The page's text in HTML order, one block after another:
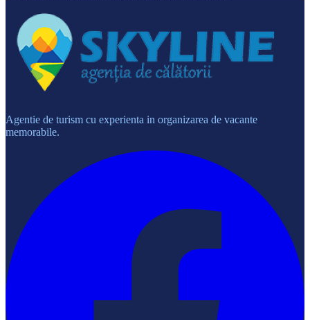
Agentie de turism cu experienta in organizarea de vacante
memorabile.